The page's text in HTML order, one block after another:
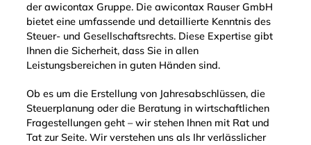
der awicontax Gruppe. Die awicontax Rauser GmbH
bietet eine umfassende und detaillierte Kenntnis des
Steuer- und Gesellschaftsrechts. Diese Expertise gibt
Ihnen die Sicherheit, dass Sie in allen
Leistungsbereichen in guten Händen sind.
Ob es um die Erstellung von Jahresabschlüssen, die
Steuerplanung oder die Beratung in wirtschaftlichen
Fragestellungen geht – wir stehen Ihnen mit Rat und
Tat zur Seite. Wir verstehen uns als Ihr verlässlicher